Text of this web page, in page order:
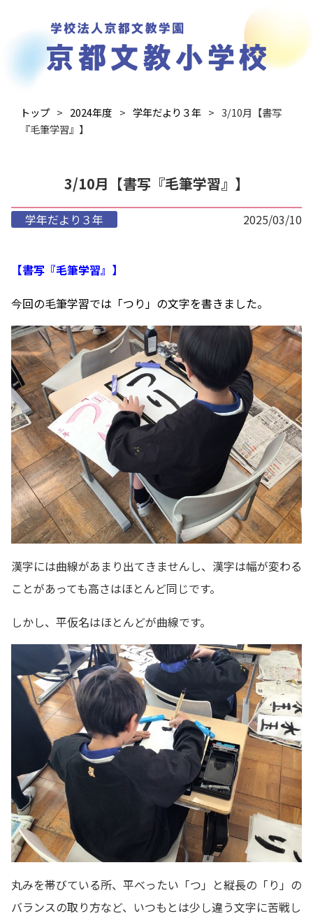
トップ 2024年度 学年だより３年
3/10月【書写
『毛筆学習』】
3/10月【書写『毛筆学習』】
学年だより３年 2025/03/10
【書写『毛筆学習』】
今回の毛筆学習では「つり」の文字を書きました。
漢字には曲線があまり出てきませんし、漢字は幅が変わる
ことがあっても高さはほとんど同じです。
しかし、平仮名はほとんどが曲線です。
丸みを帯びている所、平べったい「つ」と縦長の「り」の
バランスの取り方など、いつもとは少し違う文字に苦戦し